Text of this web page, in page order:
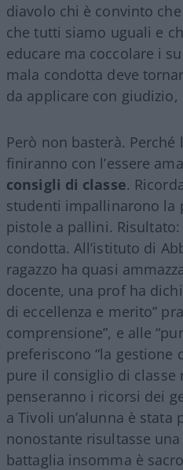
diavolo chi è convinto
che tutti siamo uguali e
educare ma coccolare i
mala condotta deve
da applicare con giudizio,
Però non basterà.
finiranno con l’essere
consigli di classe.
studenti impallinarono la
pistole a pallini.
condotta. All’istituto di
ragazzo ha quasi
docente, una prof ha
di eccellenza e merito”
comprensione”, e alle
preferiscono “la gestione
pure il consiglio di classe
penseranno i ricorsi dei
a Tivoli un’alunna è stata
nonostante risultasse
battaglia insomma è